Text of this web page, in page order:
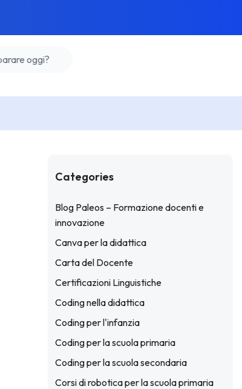
Categories
Blog Paleos – Formazione docenti e
innovazione
Canva per la didattica
Carta del Docente
Certificazioni Linguistiche
Coding nella didattica
Coding per l'infanzia
Coding per la scuola primaria
Coding per la scuola secondaria
Corsi di robotica per la scuola primaria